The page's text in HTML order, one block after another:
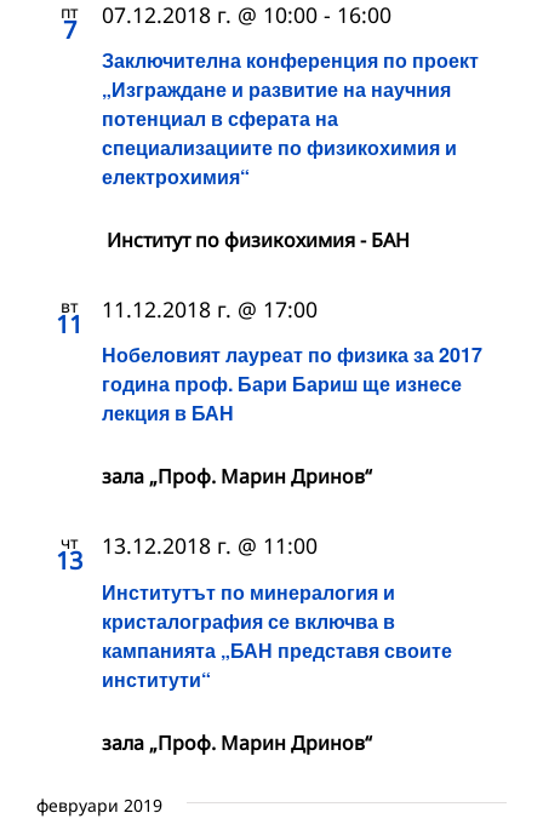
пт
7
Заключителна конференция по проект
„Изграждане и развитие на научния
потенциал в сферата на
специализациите по физикохимия и
електрохимия“
07.12.2018 г. @ 10:00 - 16:00
Институт по физикохимия - БАН
вт
11
Нобеловият лауреат по физика за 2017
година проф. Бари Бариш ще изнесе
лекция в БАН
11.12.2018 г. @ 17:00
зала „Проф. Марин Дринов“
чт
13
Институтът по минералогия и
кристалография се включва в
кампанията „БАН представя своите
институти“
13.12.2018 г. @ 11:00
зала „Проф. Марин Дринов“
февруари 2019